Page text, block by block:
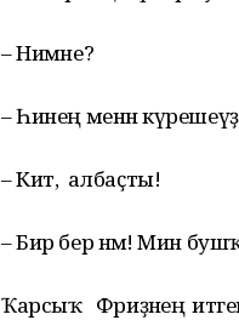
– Нимәне?
– Һинең менән
– Кит, албаҫты!
– Бир бер нәмә! Мин бушҡа
Ҡарсыҡ Фәриҙәнең